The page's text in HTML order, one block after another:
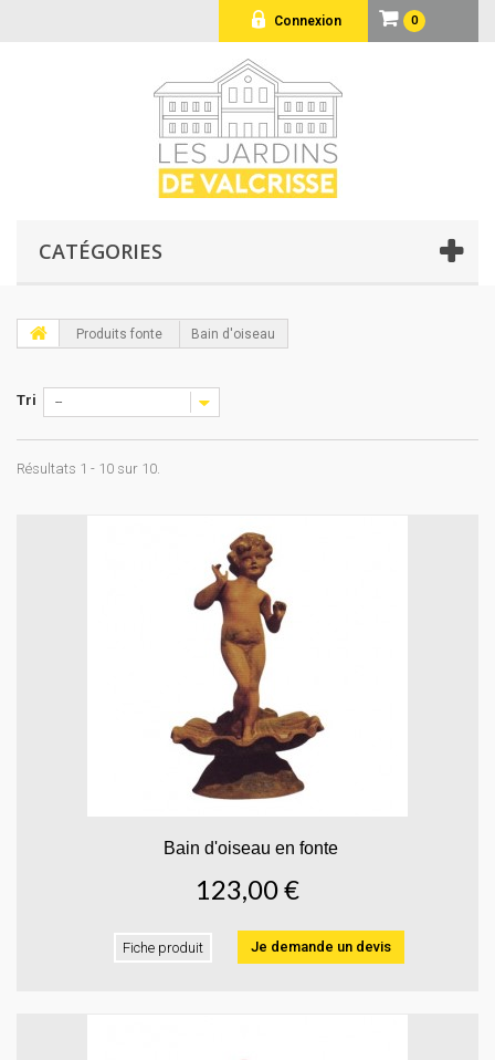
0
Connexion
CATÉGORIES
Produits fonte Bain d'oiseau
Tri --
Résultats 1 - 10 sur 10.
Bain d'oiseau en fonte
123,00 €
Fiche produit Je demande un devis